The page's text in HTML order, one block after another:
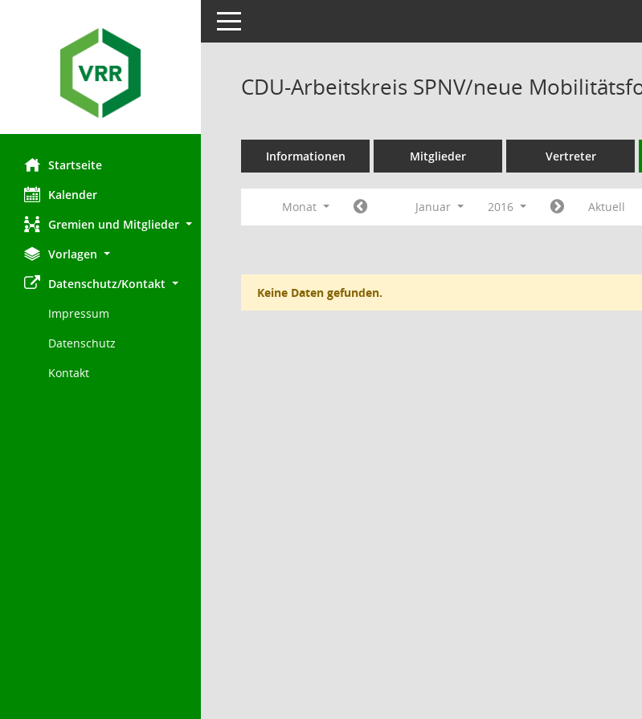
Startseite
Kalender
Gremien und Mitglieder
Vorlagen
Datenschutz/Kontakt
Impressum
Datenschutz
Kontakt
Toggle navigation
CDU-Arbeitskreis SPNV/neue
Informationen Mitglieder Vertreter
Monat Januar 2016 Aktuell
Keine Daten gefunden.